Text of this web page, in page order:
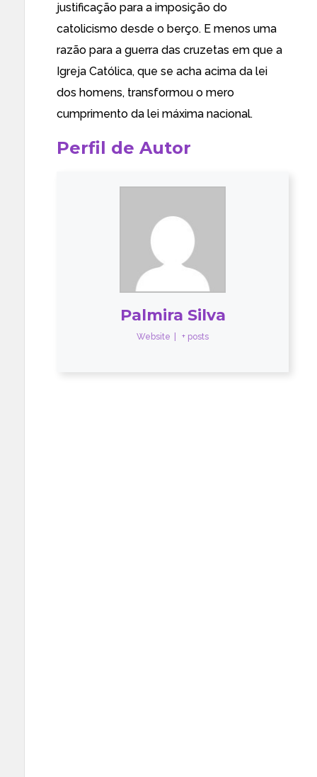
justificação para a imposição do
catolicismo desde o berço. E menos uma
razão para a guerra das cruzetas em que a
Igreja Católica, que se acha acima da lei
dos homens, transformou o mero
cumprimento da lei máxima nacional.
Perfil de Autor
Palmira Silva
Website + posts